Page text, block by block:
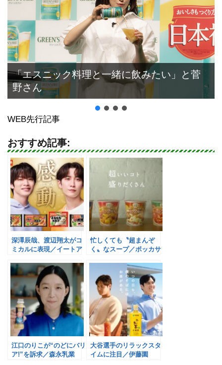
「エスニック料理と一緒に飲みたい」と菅
野さん
WEB先行記事
おすすめ記事:
深澤辰哉、渡辺翔太がコ
ミカルに表現／イートア
忙しくても〝超まんぞ
く〟なスープ／ポッカサ
江口のりこが“のどにバリ
ア!”を訴求／森永乳業
大谷選手のリラックスタ
イムに注目／伊藤園